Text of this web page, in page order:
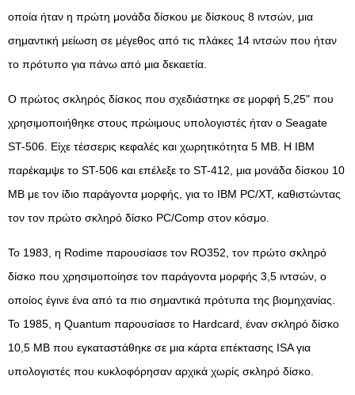
οποία ήταν η πρώτη μονάδα δίσκου με δίσκους 8 ιντσών, μια
σημαντική μείωση σε μέγεθος από τις πλάκες 14 ιντσών που ήταν
το πρότυπο για πάνω από μια δεκαετία.
Ο πρώτος σκληρός δίσκος που σχεδιάστηκε σε μορφή 5,25" που
χρησιμοποιήθηκε στους πρώιμους υπολογιστές ήταν ο Seagate
ST-506. Είχε τέσσερις κεφαλές και χωρητικότητα 5 MB. Η IBM
παρέκαμψε το ST-506 και επέλεξε το ST-412, μια μονάδα δίσκου 10
MB με τον ίδιο παράγοντα μορφής, για το IBM PC/XT, καθιστώντας
τον τον πρώτο σκληρό δίσκο PC/Comp στον κόσμο.
Το 1983, η Rodime παρουσίασε τον RO352, τον πρώτο σκληρό
δίσκο που χρησιμοποίησε τον παράγοντα μορφής 3,5 ιντσών, ο
οποίος έγινε ένα από τα πιο σημαντικά πρότυπα της βιομηχανίας.
Το 1985, η Quantum παρουσίασε το Hardcard, έναν σκληρό δίσκο
10,5 MB που εγκαταστάθηκε σε μια κάρτα επέκτασης ISA για
υπολογιστές που κυκλοφόρησαν αρχικά χωρίς σκληρό δίσκο.